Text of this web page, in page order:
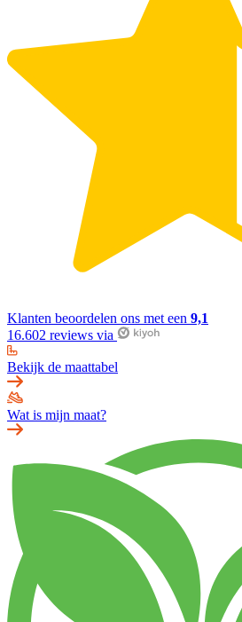
Klanten beoordelen ons met een 9,1
16.602 reviews via
Bekijk de maattabel
Wat is mijn maat?